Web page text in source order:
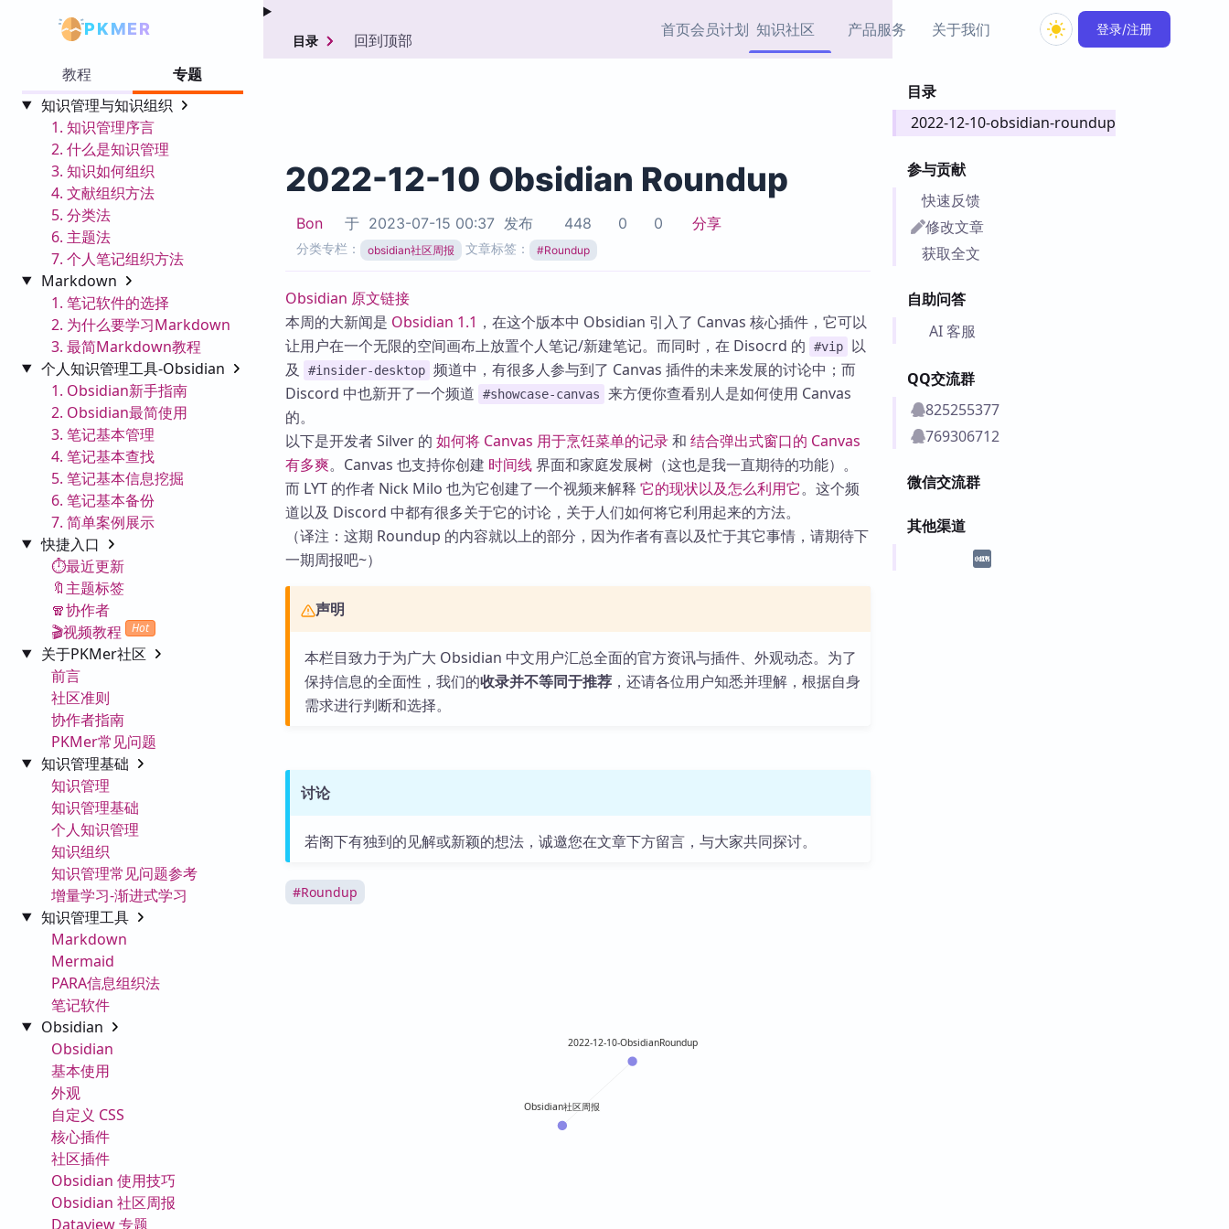
PKMER 首页会员计划 知识社区
协作者
Obsidian 核心插件
Obsidian 社区插件
知识管理
产品服务
加速访问 Obsidian 官方
Zotero 插件资源与加速
Obsidian 思维导图插件
PKMer 出品的闪念笔记
各类挂件，丰富笔记页
面
ZK 卡实例库
Zettelkasten 实践示例
Obsidian 教程
关于我们 登录/注册
教程
专题
知识管理与知识组织
1. 知识管理序言
2. 什么是知识管理
3. 知识如何组织
4. 文献组织方法
5. 分类法
6. 主题法
7. 个人笔记组织方法
Markdown
1. 笔记软件的选择
2. 为什么要学习Markdown
3. 最简Markdown教程
个人知识管理工具-Obsidian
1. Obsidian新手指南
2. Obsidian最简使用
3. 笔记基本管理
4. 笔记基本查找
5. 笔记基本信息挖掘
6. 笔记基本备份
7. 简单案例展示
快捷入口
⏱️最近更新
🔖主题标签
🧣协作者
🎬视频教程
Hot
关于PKMer社区
前言
社区准则
协作者指南
PKMer常见问题
知识管理基础
知识管理
知识管理基础
个人知识管理
知识组织
知识管理常见问题参考
增量学习-渐进式学习
知识管理工具
Markdown
Mermaid
PARA信息组织法
笔记软件
Obsidian
Obsidian
基本使用
外观
自定义 CSS
核心插件
社区插件
Obsidian 使用技巧
Obsidian 社区周报
Dataview 专题
目录
2022-12-10-obsidian-roundup
参与贡献
快速反馈
修改文章
获取全文
自助问答
AI 客服
QQ交流群
825255377
769306712
微信交流群
其他渠道
目录 回到顶部
2022-12-10 Obsidian Roundup
Bon 于 2023-07-15 00:37 发布 448 0 0 分享
分类专栏： obsidian社区周报 文章标签： #Roundup
Obsidian 原文链接
本周的大新闻是 Obsidian 1.1 ，在这个版本中 Obsidian 引入了 Canvas 核心插件，它可以
让用户在一个无限的空间画布上放置个人笔记/新建笔记。而同时，在 Disocrd 的
#vip
以
及
#insider-desktop 频道中，有很多人参与到了 Canvas 插件的未来发展的讨论中；而
Discord 中也新开了一个频道
#showcase-canvas
来方便你查看别人是如何使用 Canvas
的。
以下是开发者 Silver 的 如何将 Canvas 用于烹饪菜单的记录和 结合弹出式窗口的 Canvas
有多爽。Canvas 也支持你创建 时间线界面和家庭发展树（这也是我一直期待的功能）。
而 LYT 的作者 Nick Milo 也为它创建了一个视频来解释 它的现状以及怎么利用它。这个频
道以及 Discord 中都有很多关于它的讨论，关于人们如何将它利用起来的方法。
（译注：这期 Roundup 的内容就以上的部分，因为作者有喜以及忙于其它事情，请期待下
一期周报吧~）
声明
本栏目致力于为广大 Obsidian 中文用户汇总全面的官方资讯与插件、外观动态。为了
保持信息的全面性，我们的收录并不等同于推荐，还请各位用户知悉并理解，根据自身
需求进行判断和选择。
讨论
若阁下有独到的见解或新颖的想法，诚邀您在文章下方留言，与大家共同探讨。
#Roundup
2022-12-10-ObsidianRoundup
Obsidian社区周报